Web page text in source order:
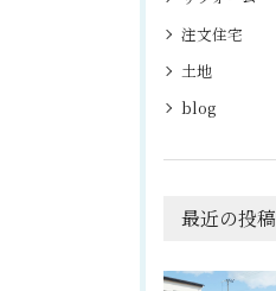
注文住宅
土地
blog
最近の投稿